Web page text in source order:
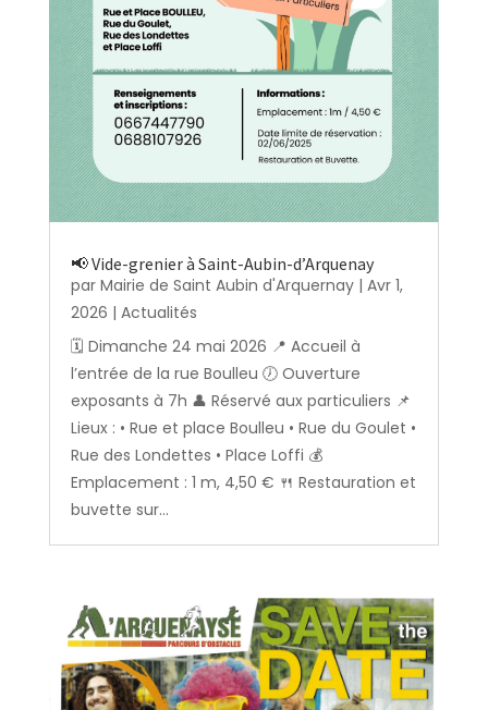
📢 Vide-grenier à Saint-Aubin-d’Arquenay
par Mairie de Saint Aubin d'Arquernay| Avr 1,
2026 | Actualités
🗓️ Dimanche 24 mai 2026 📍 Accueil à
l’entrée de la rue Boulleu 🕖 Ouverture
exposants à 7h 👤 Réservé aux particuliers 📌
Lieux : • Rue et place Boulleu • Rue du Goulet •
Rue des Londettes • Place Loffi 💰
Emplacement : 1 m, 4,50 € 🍴 Restauration et
buvette sur...